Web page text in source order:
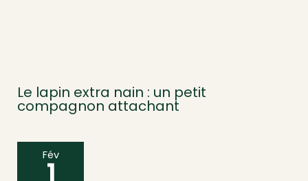
Le lapin extra nain : un petit
compagnon attachant
Fév